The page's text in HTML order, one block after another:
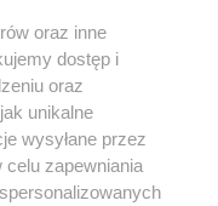
być powielany i
w jakikolwiek sposób
na jakimkolwiek polu
z umieszczaniem w
Jakiekolwiek użycie
części z naruszeniem
pod groźbą kary i
oraz inne
dostęp i
oraz
unikalne
wysyłane przez
zapewniania